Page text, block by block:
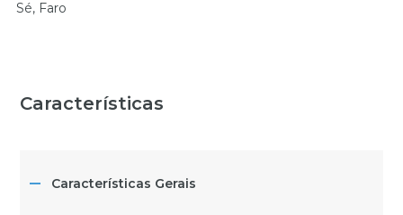
Sé, Faro
Características
Características Gerais